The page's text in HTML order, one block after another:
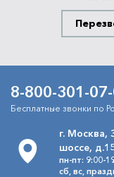
8-800-301-
Бесплатные звонки по
г. Москва,
шоссе,
пн-пт: 9:00-
сб, вс,